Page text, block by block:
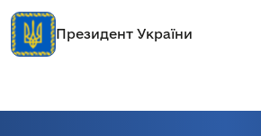
Президент України